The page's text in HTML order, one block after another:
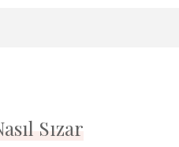
Sızar